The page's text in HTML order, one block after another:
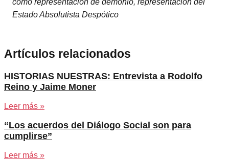
Estado Absolutista Despótico
Artículos relacionados
HISTORIAS NUESTRAS: Entrevista a Rodolfo
Reino y Jaime Moner
Leer más »
“Los acuerdos del Diálogo Social son para
cumplirse”
Leer más »